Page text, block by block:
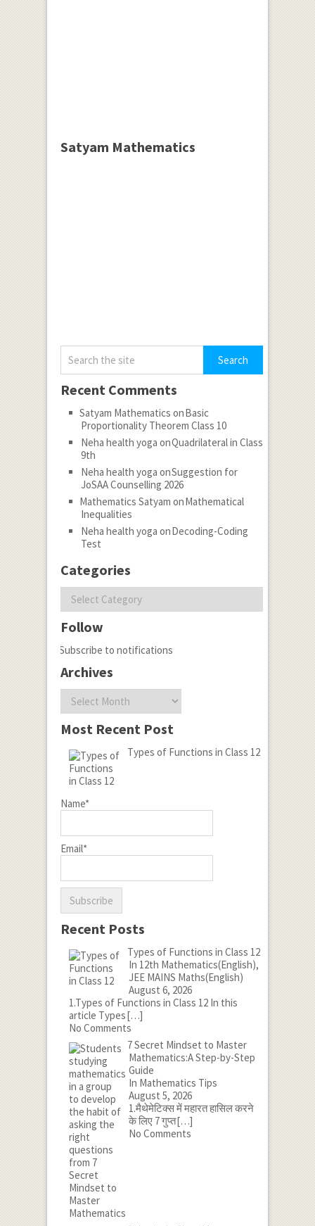
Satyam Mathematics
Recent Comments
Satyam Mathematics onBasic
Proportionality Theorem Class 10
Neha health yoga onQuadrilateral in Class
9th
Neha health yoga onSuggestion for
JoSAA Counselling 2026
Mathematics Satyam onMathematical
Inequalities
Neha health yoga onDecoding-Coding
Test
Categories
Categories
Follow
Subscribe to notifications
Archives
Archives
Most Recent Post
Types of Functions in Class 12
Name*
Email*
Recent Posts
Types of Functions in Class 12
In 12th Mathematics(English),
JEE MAINS Maths(English)
August 6, 2026
1.Types of Functions in Class 12 In this
article Types[…]
No Comments
7 Secret Mindset to Master
Mathematics:A Step-by-Step
Guide
In Mathematics Tips
August 5, 2026
1.मैथेमेटिक्स में महारत हासिल करने
के लिए 7 गुप्त[…]
No Comments